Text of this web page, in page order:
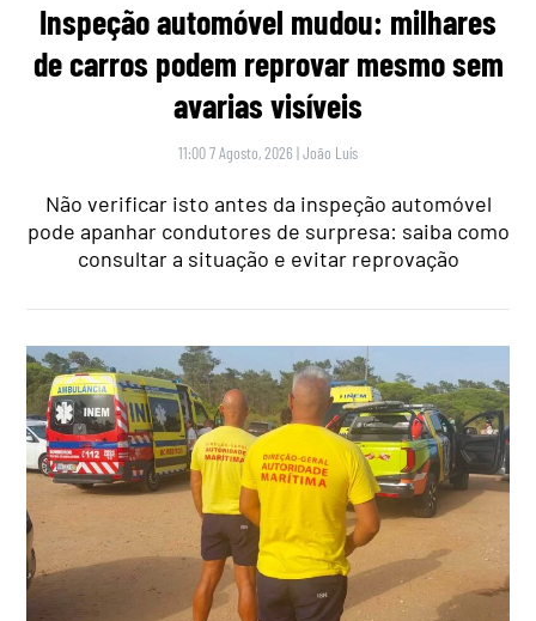
Inspeção automóvel mudou: milhares
de carros podem reprovar mesmo sem
avarias visíveis
11:00 7 Agosto, 2026 |João Luís
Não verificar isto antes da inspeção automóvel
pode apanhar condutores de surpresa: saiba como
consultar a situação e evitar reprovação